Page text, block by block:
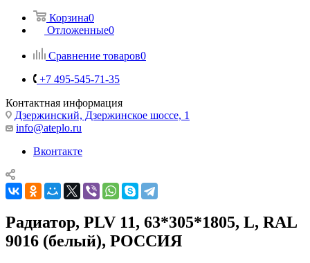
Корзина0
Отложенные0
Сравнение товаров0
+7 495-545-71-35
Контактная информация
Дзержинский, Дзержинское шоссе, 1
info@ateplo.ru
Вконтакте
Радиатор, PLV 11, 63*305*1805, L, RAL
9016 (белый), РОССИЯ